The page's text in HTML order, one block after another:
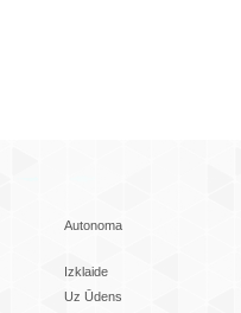
Autonoma
Izklaide
Uz Ūdens